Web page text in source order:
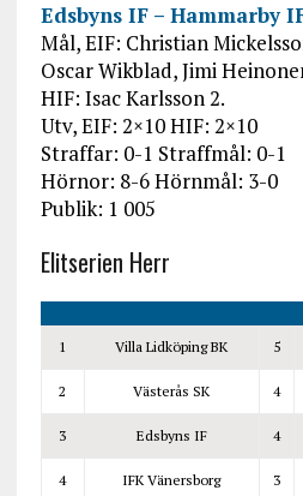
Edsbyns IF – Hammarby
Mål, EIF: Christian
Oscar Wikblad, Jimi
HIF: Isac Karlsson 2.
Utv, EIF: 2×10 HIF: 2×10
Straffar: 0-1 Straffmål: 0-1
Hörnor: 8-6 Hörnmål: 3-0
Publik: 1 005
Elitserien Herr
1 Villa Lidköping BK 5
2 Västerås SK 4
3 Edsbyns IF 4
4 IFK Vänersborg 3